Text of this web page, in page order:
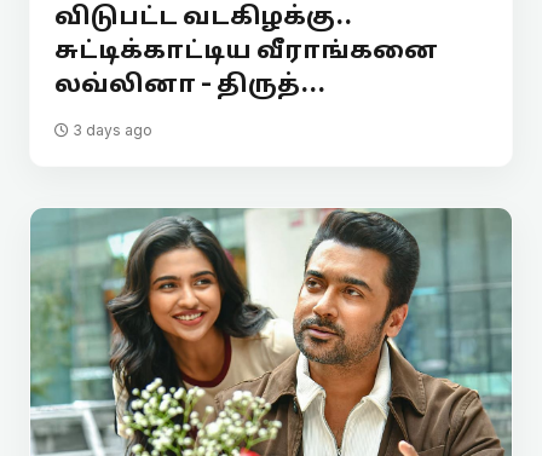
விடுபட்ட வடகிழக்கு..
சுட்டிக்காட்டிய வீராங்கனை
லவ்லினா - திருத்...
3 days ago